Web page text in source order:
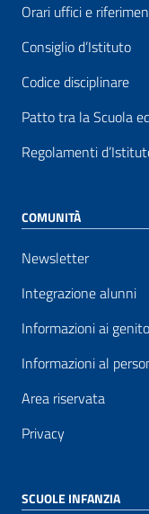
Orari uffici e
Consiglio d’Istituto
Codice disciplinare
Patto tra la Scuola
Regolamenti
COMUNITÀ
Newsletter
Integrazione alunni
Informazioni ai
Informazioni al
Area riservata
Privacy
SCUOLE INFANZIA